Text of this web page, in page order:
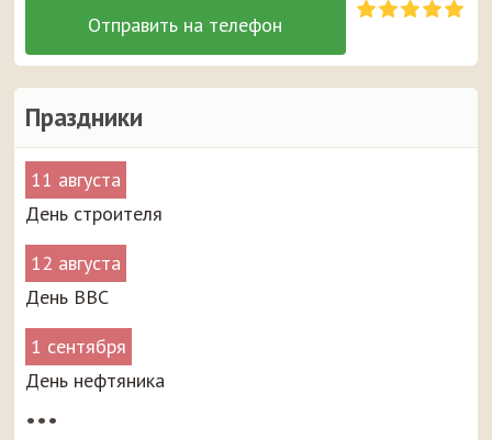
Праздники
11 августа
День строителя
12 августа
День ВВС
1 сентября
День нефтяника
•••